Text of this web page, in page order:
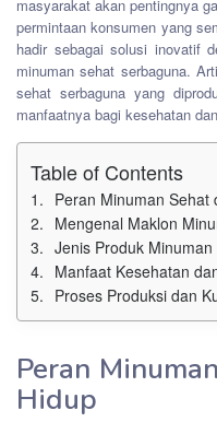
masyarakat akan pentingnya
permintaan konsumen yang
hadir sebagai solusi inovatif
minuman sehat serbaguna.
sehat serbaguna yang
manfaatnya bagi kesehatan
Table of Contents
Peran Minuman Sehat
Mengenal Maklon
Jenis Produk
Manfaat Kesehatan
Proses Produksi dan
Peran
Hidup